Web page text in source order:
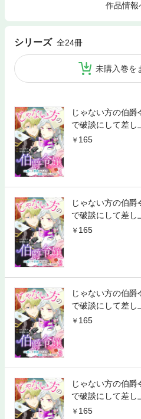
作品情報
シリーズ 全24冊
未購入巻を
じゃない方の伯
で破談にして差し
165
じゃない方の伯
で破談にして差し
165
じゃない方の伯
で破談にして差し
165
じゃない方の伯
で破談にして差し
165